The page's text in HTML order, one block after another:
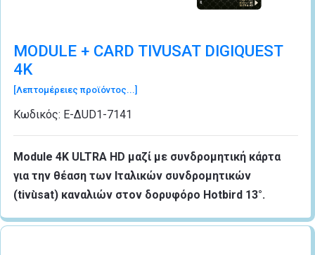
MODULE + CARD TIVUSAT DIGIQUEST
4K
[Λεπτομέρειες προϊόντος...]
Κωδικός: Ε-ΔUD1-7141
Module 4K ULTRA HD μαζί με συνδρομητική κάρτα
για την θέαση των Ιταλικών συνδρομητικών
(tivùsat) καναλιών στον δορυφόρο Hotbird 13°.